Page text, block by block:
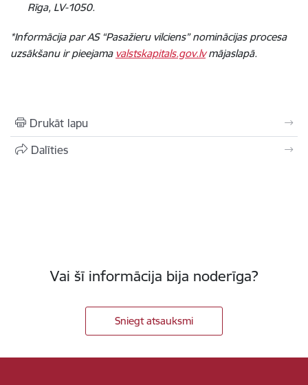
Rīga, LV-1050.
*Informācija par AS “Pasažieru vilciens” nominācijas procesa
uzsākšanu ir pieejama valstskapitals.gov.lvmājaslapā.
Drukāt lapu
Dalīties
Vai šī informācija bija noderīga?
Sniegt atsauksmi